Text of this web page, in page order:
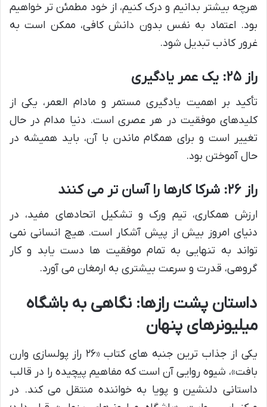
هرچه بیشتر بدانیم و درک کنیم، از خود مطمئن تر خواهیم
بود. اعتماد به نفس بدون دانش کافی، ممکن است به
غرور کاذب تبدیل شود.
راز ۲۵: یک عمر یادگیری
تأکید بر اهمیت یادگیری مستمر و مادام العمر، یکی از
کلیدهای موفقیت در هر عصری است. دنیا مدام در حال
تغییر است و برای همگام ماندن با آن، باید همیشه در
حال آموختن بود.
راز ۲۶: شرکا کارها را آسان تر می کنند
ارزش همکاری، تیم ورک و تشکیل اتحادهای مفید، در
دنیای امروز بیش از پیش آشکار است. هیچ انسانی نمی
تواند به تنهایی به تمام موفقیت ها دست یابد و کار
گروهی، قدرت و سرعت بیشتری به ارمغان می آورد.
داستان پشت رازها: نگاهی به باشگاه
میلیونرهای پنهان
یکی از جذاب ترین جنبه های کتاب «۲۶ راز پولسازی وارن
بافت»، شیوه روایی آن است که مفاهیم پیچیده را در قالب
داستانی دلنشین و پویا به خواننده منتقل می کند. در